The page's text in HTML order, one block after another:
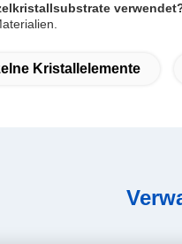
Kristallelemente